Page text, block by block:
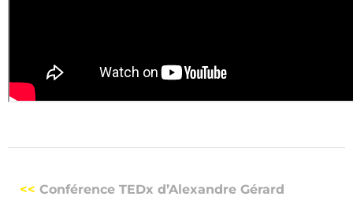
<< Conférence TEDx d’Alexandre Gérard